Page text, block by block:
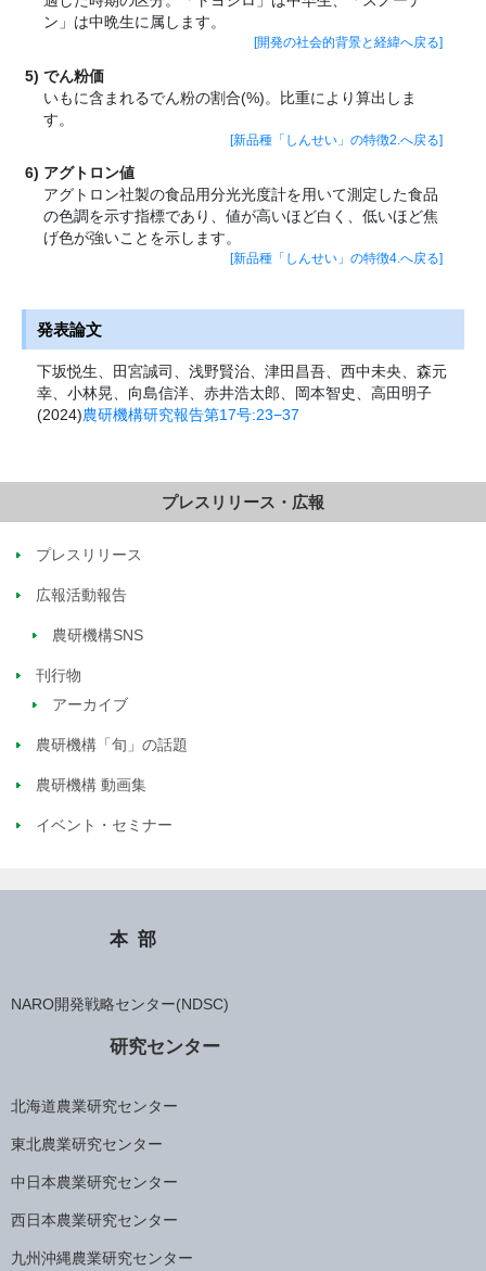
ン」は中晩生に属します。
[開発の社会的背景と経緯へ戻る]
でん粉価
いもに含まれるでん粉の割合(%)。比重により算出しま
す。
[新品種「しんせい」の特徴2.へ戻る]
アグトロン値
アグトロン社製の食品用分光光度計を用いて測定した食品
の色調を示す指標であり、値が高いほど白く、低いほど焦
げ色が強いことを示します。
[新品種「しんせい」の特徴4.へ戻る]
発表論文
下坂悦生、田宮誠司、浅野賢治、津田昌吾、西中未央、森元
幸、小林晃、向島信洋、赤井浩太郎、岡本智史、高田明子
(2024)農研機構研究報告第17号:23−37
プレスリリース・広報
プレスリリース
広報活動報告
農研機構SNS
刊行物
アーカイブ
農研機構「旬」の話題
農研機構 動画集
イベント・セミナー
本部
NARO開発戦略センター(NDSC)
研究センター
北海道農業研究センター
東北農業研究センター
中日本農業研究センター
西日本農業研究センター
九州沖縄農業研究センター